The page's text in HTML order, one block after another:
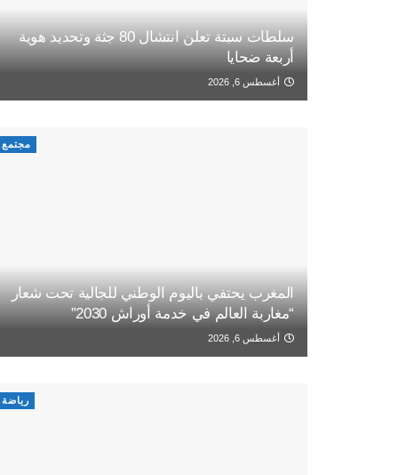
سلطات سبتة تعلن انتشال 80 جثة وتحديد هوية
أربعة ضحايا
أغسطس 6, 2026
مجتمع
المغرب يحتفي باليوم الوطني للجالية تحت شعار
“مغاربة العالم في خدمة أوراش 2030”
أغسطس 6, 2026
رياضة